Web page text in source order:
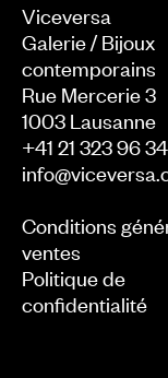
Viceversa
Galerie / Bijoux
contemporains
Rue Mercerie 3
1003 Lausanne
+41 21 323 96 34
Conditions
ventes
Politique de
confidentialité